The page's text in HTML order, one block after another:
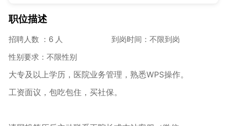
职位描述
招聘人数 ：6 人
到岗时间：不限到岗
性别要求：不限性别
大专及以上学历，医院业务管理，熟悉WPS操作。
工资面议，包吃包住，买社保。